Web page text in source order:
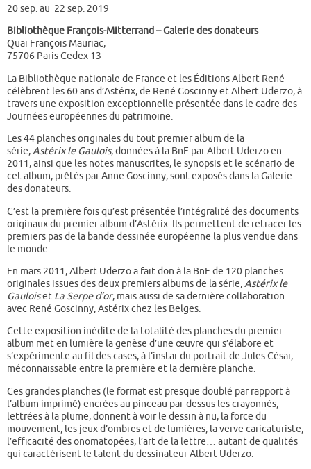
20 sep. au 22 sep. 2019
Bibliothèque François-Mitterrand – Galerie des donateurs
Quai François Mauriac,
75706 Paris Cedex 13
La Bibliothèque nationale de France et les Éditions Albert René
célèbrent les 60 ans d’Astérix, de René Goscinny et Albert Uderzo, à
travers une exposition exceptionnelle présentée dans le cadre des
Journées européennes du patrimoine.
Les 44 planches originales du tout premier album de la
série,Astérix le Gaulois, données à la BnF par Albert Uderzo en
2011, ainsi que les notes manuscrites, le synopsis et le scénario de
cet album, prêtés par Anne Goscinny, sont exposés dans la Galerie
des donateurs.
C’est la première fois qu’est présentée l’intégralité des documents
originaux du premier album d’Astérix. Ils permettent de retracer les
premiers pas de la bande dessinée européenne la plus vendue dans
le monde.
En mars 2011, Albert Uderzo a fait don à la BnF de 120 planches
originales issues des deux premiers albums de la série,Astérix le
Gauloiset La Serpe d’or, mais aussi de sa dernière collaboration
avec René Goscinny, Astérix chez les Belges.
Cette exposition inédite de la totalité des planches du premier
album met en lumière la genèse d’une œuvre qui s’élabore et
s’expérimente au fil des cases, à l’instar du portrait de Jules César,
méconnaissable entre la première et la dernière planche.
Ces grandes planches (le format est presque doublé par rapport à
l’album imprimé) encrées au pinceau par-dessus les crayonnés,
lettrées à la plume, donnent à voir le dessin à nu, la force du
mouvement, les jeux d’ombres et de lumières, la verve caricaturiste,
l’efficacité des onomatopées, l’art de la lettre… autant de qualités
qui caractérisent le talent du dessinateur Albert Uderzo.